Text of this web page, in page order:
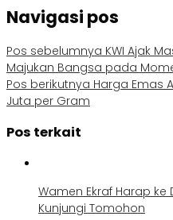
Navigasi pos
Pos sebelumnya KWI Ajak
Majukan Bangsa pada
Pos berikutnya Harga Emas
Juta per Gram
Pos terkait
Wamen Ekraf Harap
Kunjungi Tomohon